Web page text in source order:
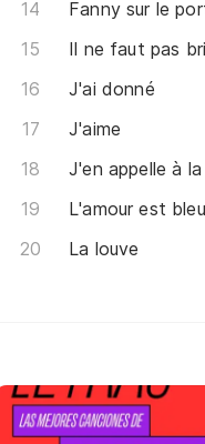
Fanny sur le
Il ne faut pas
J'ai donné
J'aime
J'en appelle à
L'amour est bleu
La louve